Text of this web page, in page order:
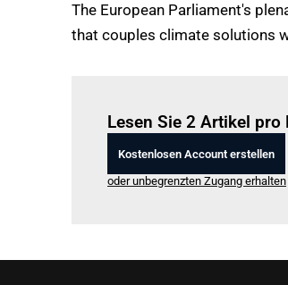
The European Parliament's
that couples climate solutions
Lesen Sie 2 Artikel
Kostenlosen Account erstellen
oder unbegrenzten Zugang erhalten